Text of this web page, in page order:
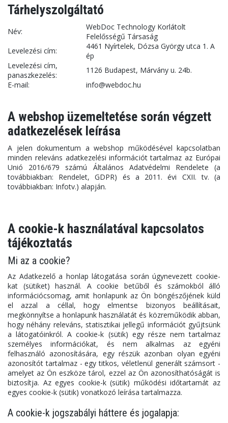
Tárhelyszolgáltató
Név:
WebDoc Technology Korlátolt
Felelősségű Társaság
Levelezési cím:
4461 Nyírtelek, Dózsa György utca 1. A
ép
Levelezési cím,
panaszkezelés:
1126 Budapest, Márvány u. 24b.
E-mail:
info@webdoc.hu
A webshop üzemeltetése során végzett
adatkezelések leírása
A jelen dokumentum a webshop működésével kapcsolatban
minden releváns adatkezelési információt tartalmaz az Európai
Unió 2016/679 számú Általános Adatvédelmi Rendelete (a
továbbiakban: Rendelet, GDPR) és a 2011. évi CXII. tv. (a
továbbiakban: Infotv.) alapján.
A cookie-k használatával kapcsolatos
tájékoztatás
Mi az a cookie?
Az Adatkezelő a honlap látogatása során úgynevezett cookie-
kat (sütiket) használ. A cookie betűből és számokból álló
információcsomag, amit honlapunk az Ön böngészőjének küld
el azzal a céllal, hogy elmentse bizonyos beállításait,
megkönnyítse a honlapunk használatát és közreműködik abban,
hogy néhány releváns, statisztikai jellegű információt gyűjtsünk
a látogatóinkról. A cookie-k (sütik) egy része nem tartalmaz
személyes információkat, és nem alkalmas az egyéni
felhasználó azonosítására, egy részük azonban olyan egyéni
azonosítót tartalmaz - egy titkos, véletlenül generált számsort -
amelyet az Ön eszköze tárol, ezzel az Ön azonosíthatóságát is
biztosítja. Az egyes cookie-k (sütik) működési időtartamát az
egyes cookie-k (sütik) vonatkozó leírása tartalmazza.
A cookie-k jogszabályi háttere és jogalapja: